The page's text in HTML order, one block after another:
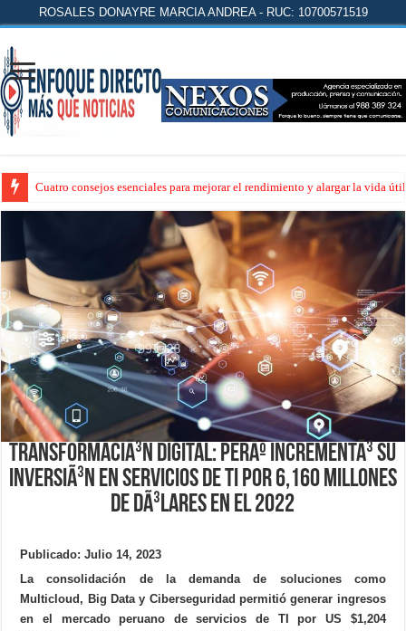
ROSALES DONAYRE MARCIA ANDREA - RUC: 10700571519
Cuatro consejos esenciales para mejorar el rendimiento y alargar la vida
TransformaciÃ³n digital: PerÃº incrementÃ³ su
inversiÃ³n en servicios de TI por 6,160 millones
de dÃ³lares en el 2022
Publicado: Julio 14, 2023
La consolidación de la demanda de soluciones como
Multicloud, Big Data y Ciberseguridad permitió generar ingresos
en el mercado peruano de servicios de TI por US $1,204